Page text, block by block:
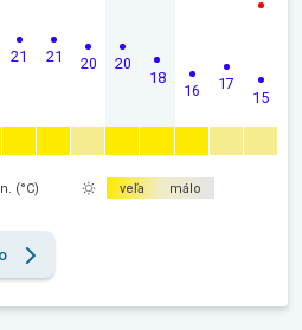
21 21 20 20
18
16 17
15
(°C) veľa málo